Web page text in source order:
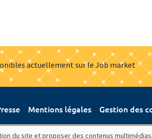
actuellement sur le Job market
Mentions légales Gestion des
du site et proposer des contenus